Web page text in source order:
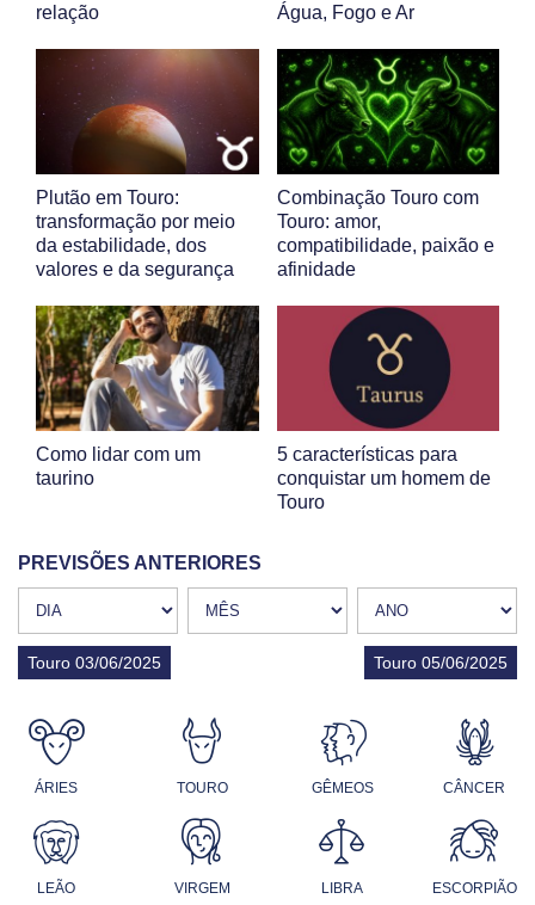
relação
Água, Fogo e Ar
Plutão em Touro:
transformação por meio
da estabilidade, dos
valores e da segurança
Combinação Touro com
Touro: amor,
compatibilidade, paixão e
afinidade
Como lidar com um
taurino
5 características para
conquistar um homem de
Touro
PREVISÕES ANTERIORES
Touro 03/06/2025 Touro 05/06/2025
ÁRIES TOURO GÊMEOS CÂNCER
LEÃO VIRGEM LIBRA ESCORPIÃO